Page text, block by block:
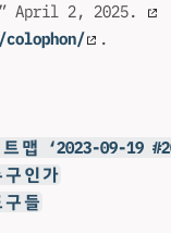
April 2, 2025.
.
맵 ‘2023-09-19
구인가
들